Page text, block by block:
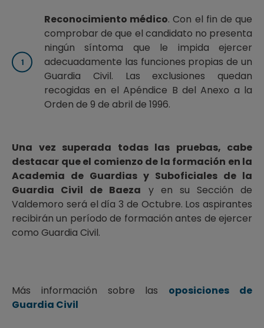
Reconocimiento médico. Con el fin de que
comprobar de que el candidato no presenta
ningún síntoma que le impida ejercer
adecuadamente las funciones propias de un
Guardia Civil. Las exclusiones quedan
recogidas en el Apéndice B del Anexo a la
Orden de 9 de abril de 1996.
Una vez superada todas las pruebas, cabe
destacar que el comienzo de la formación en la
Academia de Guardias y Suboficiales de la
Guardia Civil de Baeza y en su Sección de
Valdemoro será el día 3 de Octubre. Los aspirantes
recibirán un período de formación antes de ejercer
como Guardia Civil.
Más información sobre las oposiciones de
Guardia Civil